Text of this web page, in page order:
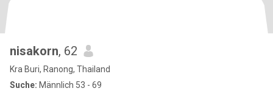
nisakorn, 62
Kra Buri, Ranong, Thailand
Suche: Männlich 53 - 69